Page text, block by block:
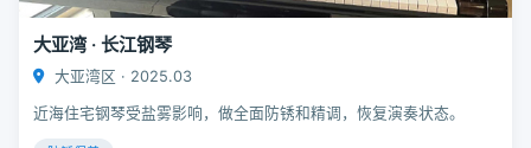
大亚湾 · 长江钢琴
大亚湾区 · 2025.03
近海住宅钢琴受盐雾影响，做全面防锈和精调，恢复演奏状态。